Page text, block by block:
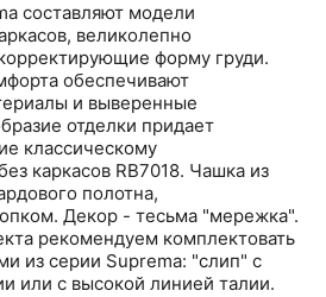
составляют модели
великолепно
форму груди.
обеспечивают
и выверенные
отделки придает
классическому
каркасов RB7018. Чашка из
полотна,
Декор - тесьма "мережка".
рекомендуем комплектовать
из серии Suprema: "слип" с
или с высокой линией талии.